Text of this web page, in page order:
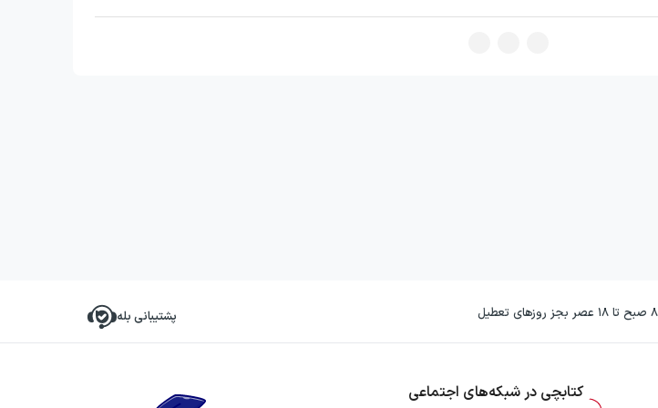
پشتیبانی بله
کتابچی در شبکه‌های اجتماعی